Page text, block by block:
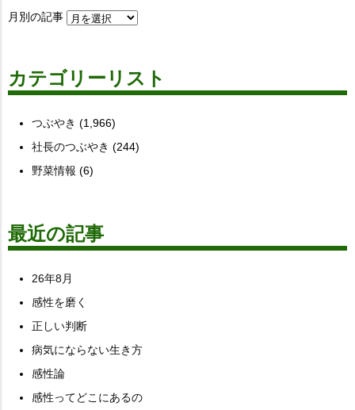
月別の記事
カテゴリーリスト
つぶやき (1,966)
社長のつぶやき (244)
野菜情報 (6)
最近の記事
26年8月
感性を磨く
正しい判断
病気にならない生き方
感性論
感性ってどこにあるの